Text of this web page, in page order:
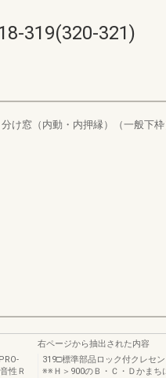
319(320-321)
分け窓（内動・内押縁）（一般下枠
性Ｒ
右ページから抽出された内容
319□標準部品ロック付クレセ
※※Ｈ＞900のＢ・Ｃ・Ｄかまち